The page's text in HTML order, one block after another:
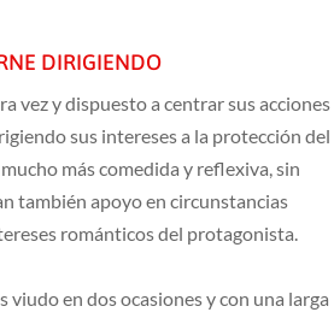
DIRIGIENDO
vez y dispuesto a centrar sus acciones
sus intereses a la protección del
más comedida y reflexiva, sin
también apoyo en circunstancias
románticos del protagonista.
en dos ocasiones y con una larga